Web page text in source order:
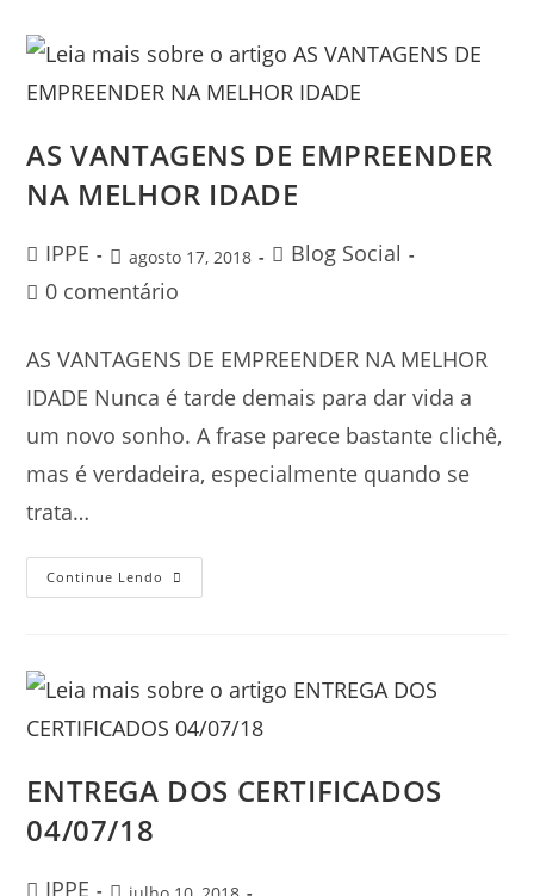
AS VANTAGENS DE EMPREENDER
NA MELHOR IDADE
IPPE agosto 17, 2018
Blog Social
0 comentário
AS VANTAGENS DE EMPREENDER NA MELHOR
IDADE Nunca é tarde demais para dar vida a
um novo sonho. A frase parece bastante clichê,
mas é verdadeira, especialmente quando se
trata…
Continue Lendo
ENTREGA DOS CERTIFICADOS
04/07/18
IPPE